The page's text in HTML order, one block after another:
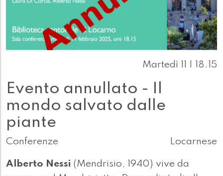
Martedì 11 | 18.15
Evento annullato - Il
mondo salvato dalle
piante
Conferenze Locarnese
Alberto Nessi (Mendrisio, 1940) vive da